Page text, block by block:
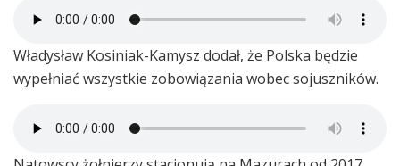
Władysław Kosiniak-Kamysz dodał, że Polska będzie
wypełniać wszystkie zobowiązania wobec sojuszników.